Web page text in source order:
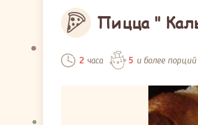
Пицца "
2часа 5 и более порций